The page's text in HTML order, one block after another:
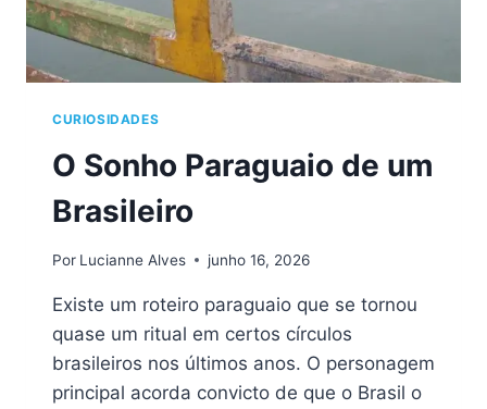
CURIOSIDADES
O Sonho Paraguaio de um
Brasileiro
Por Lucianne Alves junho 16, 2026
Existe um roteiro paraguaio que se tornou
quase um ritual em certos círculos
brasileiros nos últimos anos. O personagem
principal acorda convicto de que o Brasil o